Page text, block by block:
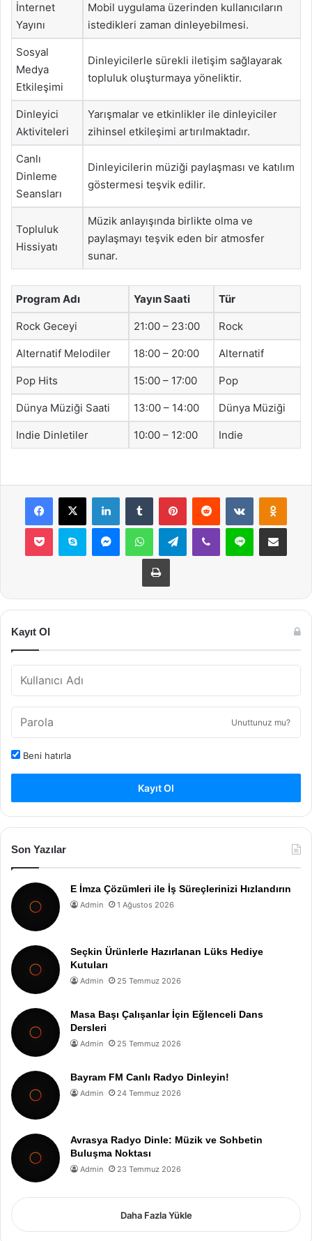
İnternet
Yayını
Mobil uygulama üzerinden kullanıcıların
istedikleri zaman dinleyebilmesi.
Sosyal
Medya
Etkileşimi
Dinleyicilerle sürekli iletişim sağlayarak
topluluk oluşturmaya yöneliktir.
Dinleyici
Aktiviteleri
Yarışmalar ve etkinlikler ile dinleyiciler
zihinsel etkileşimi artırılmaktadır.
Canlı
Dinleme
Seansları
Dinleyicilerin müziği paylaşması ve katılım
göstermesi teşvik edilir.
Topluluk
Hissiyatı
Müzik anlayışında birlikte olma ve
paylaşmayı teşvik eden bir atmosfer
sunar.
Program Adı Yayın Saati Tür
Rock Geceyi 21:00 – 23:00 Rock
Alternatif Melodiler 18:00 – 20:00 Alternatif
Pop Hits 15:00 – 17:00 Pop
Dünya Müziği Saati 13:00 – 14:00 Dünya Müziği
Indie Dinletiler 10:00 – 12:00 Indie
Facebook
X LinkedInTumblr PinterestReddit VKontakte
Pocket Skype MessengerWhatsAppTelegramViber Line E-Posta ile
Yazdır
Kayıt Ol
Unuttunuz mu?
Beni hatırla
Kayıt Ol
Son Yazılar
E İmza Çözümleri ile İş Süreçlerinizi Hızlandırın
Admin 1 Ağustos 2026
Seçkin Ürünlerle Hazırlanan Lüks Hediye
Kutuları
Admin 25 Temmuz 2026
Masa Başı Çalışanlar İçin Eğlenceli Dans
Dersleri
Admin 25 Temmuz 2026
Bayram FM Canlı Radyo Dinleyin!
Admin 24 Temmuz 2026
Avrasya Radyo Dinle: Müzik ve Sohbetin
Buluşma Noktası
Admin 23 Temmuz 2026
Daha Fazla Yükle